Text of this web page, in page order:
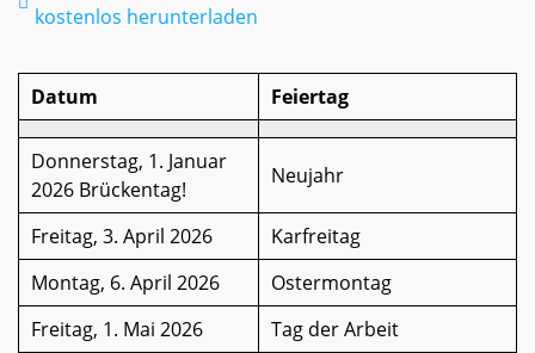
kostenlos herunterladen
Datum Feiertag
Donnerstag, 1. Januar
2026 Brückentag!
Neujahr
Freitag, 3. April 2026
Karfreitag
Montag, 6. April 2026
Ostermontag
Freitag, 1. Mai 2026
Tag der Arbeit